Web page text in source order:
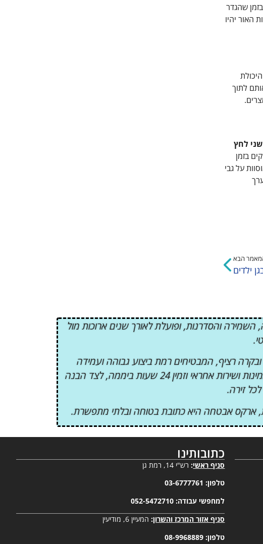
שהגדר
האור יהיו
לתוך
לחץ
בזמן
על גבי
הבא
והסדרנות, ופועלת לאורך שנים ארוכות מול
רציף, המבטיחים רמת ביצוע גבוהה ועמידה
בסטנדרטים מחמירים בכל פרויקט. לקוחותינו בוחרים בארקס בזכות שילוב מוכח של מקצועיות, אמינות ושירות אחראי וזמין 24 שעות ביממה, לצד הבנה
זירה.
ארקס אבטחה היא כתובת בטוחה ובלתי מתפשרת.
כתובותינו
סניף ראשי:רש"י 14, רמת גן
טלפון: 03-6777761
למחפשי עבודה: 052-5472710
סניף אזור המרכז והשרון:המעיין 6, מודיעין
טלפון: 08-9968889